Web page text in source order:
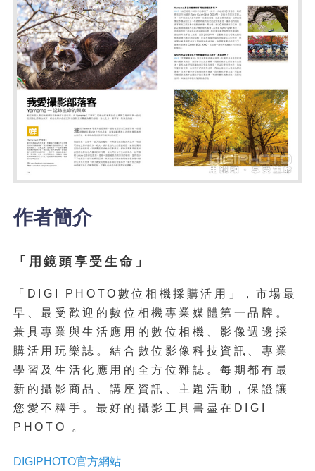
作者簡介
「用鏡頭享受生命」
「 DIGI PHOTO 數位相機採購活用」，市場最
早、最受歡迎的數位相機專業媒體第一品牌。
兼具專業與生活應用的數位相機、影像週邊採
購活用玩樂誌。結合數位影像科技資訊、專業
學習及生活化應用的全方位雜誌。每期都有最
新的攝影商品、講座資訊、主題活動，保證讓
您愛不釋手。 最好的攝影工具書盡在 DIGI
PHOTO 。
DIGIPHOTO官方網站